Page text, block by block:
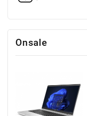
Onsale